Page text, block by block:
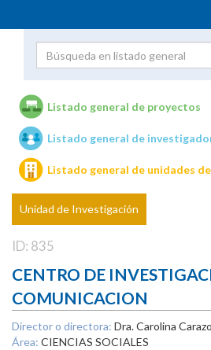
Unidades de investigación
Listado general de proyectos
Listado general de
Listado general de unidades
Unidad de Investigación
ID: 835
CENTRO DE
COMUNICACION
Director o directora: Dra. Carolina
Área: CIENCIAS SOCIALES